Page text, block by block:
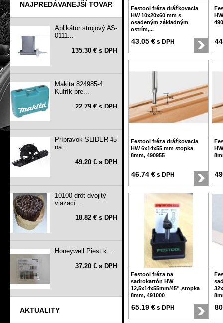
NAJPREDÁVANEJŠÍ TOVAR
Aplikátor strojový AS-
0111...
135.30 € s DPH
Makita 824985-4
Kufrík pre...
22.79 € s DPH
Prípravok SLIDER 45
na...
49.20 € s DPH
10100 drôt dvojitý
viazací...
18.82 € s DPH
Honeywell Piest k...
37.20 € s DPH
AKTUALITY
Festool fréza drážkovacia
HW 10x20x60 mm s
osadeným základným
ostrím,...
43.05 € s DPH
Festool fréza drážkovacia
HW 6x14x55 mm stopka
8mm, 490955
46.74 € s DPH
Festool fréza na
sadrokartón HW
12,5x14x55mm/45° ,stopka
8mm, 491000
65.19 € s DPH